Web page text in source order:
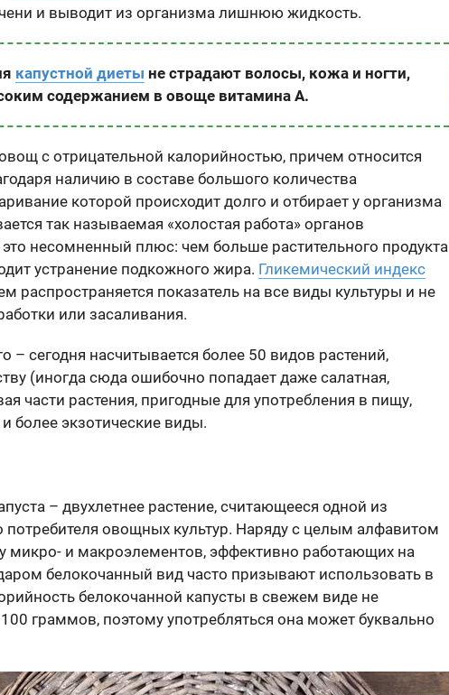
и выводит из организма лишнюю жидкость.
капустной диеты не страдают волосы, кожа и ногти,
содержанием в овоще витамина А.
с отрицательной калорийностью, причем относится
наличию в составе большого количества
которой происходит долго и отбирает у организма
так называемая «холостая работа» органов
несомненный плюс: чем больше растительного продукта
устранение подкожного жира. Гликемический индекс
распространяется показатель на все виды культуры и не
или засаливания.
– сегодня насчитывается более 50 видов растений,
(иногда сюда ошибочно попадает даже салатная,
части растения, пригодные для употребления в пищу,
более экзотические виды.
– двухлетнее растение, считающееся одной из
потребителя овощных культур. Наряду с целым алфавитом
микро- и макроэлементов, эффективно работающих на
белокочанный вид часто призывают использовать в
белокочанной капусты в свежем виде не
граммов, поэтому употребляться она может буквально